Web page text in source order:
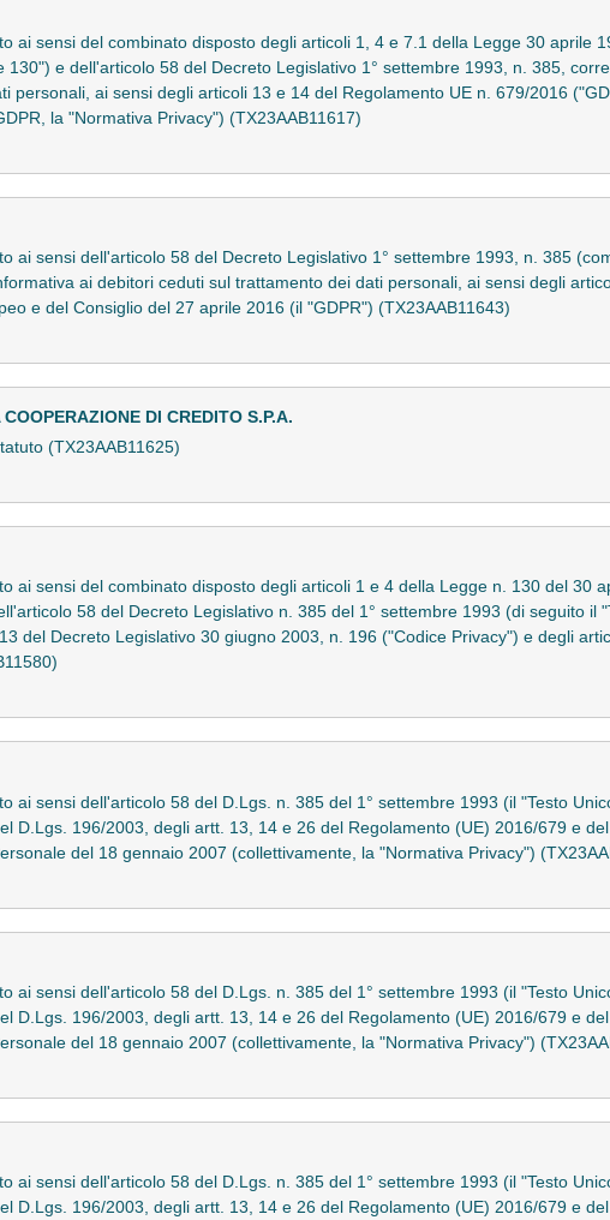
ai sensi del combinato disposto degli articoli 1, 4 e 7.1 della Legge 30 aprile
e dell'articolo 58 del Decreto Legislativo 1° settembre 1993, n. 385,
personali, ai sensi degli articoli 13 e 14 del Regolamento UE n. 679/2016
la "Normativa Privacy") (TX23AAB11617)
ai sensi dell'articolo 58 del Decreto Legislativo 1° settembre 1993, n. 385
ai debitori ceduti sul trattamento dei dati personali, ai sensi degli
e del Consiglio del 27 aprile 2016 (il "GDPR") (TX23AAB11643)
DI CREDITO S.P.A.
(TX23AAB11625)
ai sensi del combinato disposto degli articoli 1 e 4 della Legge n. 130 del 30
58 del Decreto Legislativo n. 385 del 1° settembre 1993 (di seguito il
del Decreto Legislativo 30 giugno 2003, n. 196 ("Codice Privacy") e degli
ai sensi dell'articolo 58 del D.Lgs. n. 385 del 1° settembre 1993 (il "Testo
D.Lgs. 196/2003, degli artt. 13, 14 e 26 del Regolamento (UE) 2016/679 e
del 18 gennaio 2007 (collettivamente, la "Normativa Privacy")
ai sensi dell'articolo 58 del D.Lgs. n. 385 del 1° settembre 1993 (il "Testo
D.Lgs. 196/2003, degli artt. 13, 14 e 26 del Regolamento (UE) 2016/679 e
del 18 gennaio 2007 (collettivamente, la "Normativa Privacy")
ai sensi dell'articolo 58 del D.Lgs. n. 385 del 1° settembre 1993 (il "Testo
D.Lgs. 196/2003, degli artt. 13, 14 e 26 del Regolamento (UE) 2016/679 e